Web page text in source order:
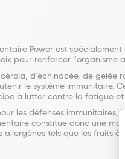
Power est
pour renforcer l'organisme
d'échinacée, de gelée
le système immunitaire.
à lutter contre la fatigue
les défenses
constitue donc une
allergènes tels que les fruits